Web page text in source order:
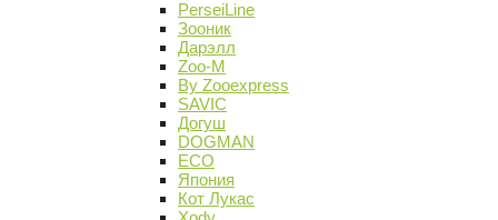
PerseiLine
Зооник
Дарэлл
Zoo-M
By Zooexpress
SAVIC
Догуш
DOGMAN
ECO
Япония
Кот Лукас